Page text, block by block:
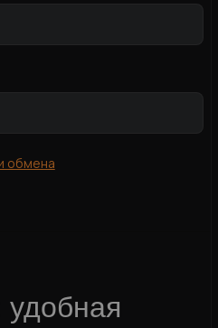
обмена